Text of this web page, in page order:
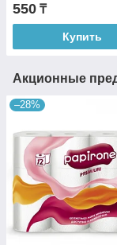
550 ₸
Купить
Акционные
–28%